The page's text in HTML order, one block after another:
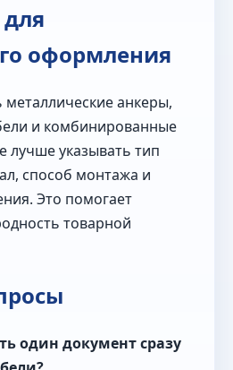
оформления
анкеры,
и комбинированные
лучше указывать тип
способ монтажа и
Это помогает
товарной
один документ сразу